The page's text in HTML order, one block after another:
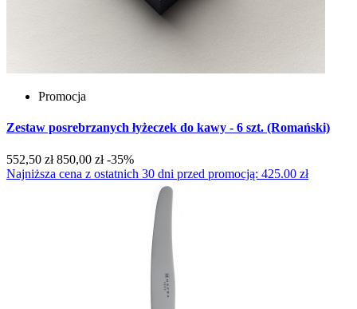
Promocja
Zestaw posrebrzanych łyżeczek do kawy - 6 szt. (Romański)
552,50 zł 850,00 zł -35%
Najniższa cena z ostatnich 30 dni przed promocją: 425.00 zł